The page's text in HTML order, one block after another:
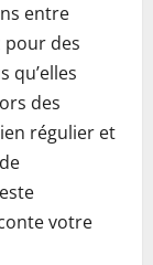
entre
pour des
qu’elles
des
régulier et
votre